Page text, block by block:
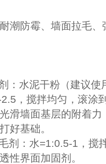
潮防霉、墙面拉毛、
：水泥干粉（建议使
，搅拌均匀，滚涂
滑墙面基层的附着力
好基础。
剂：水=1:0.5-1，搅
性界面加固剂。